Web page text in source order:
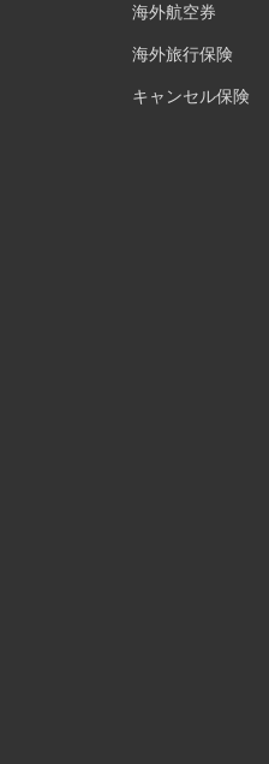
海外航空券
海外旅行保険
キャンセル保険